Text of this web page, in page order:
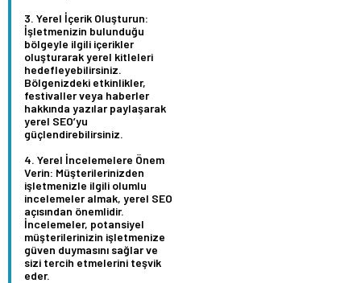
Yerel İçerik Oluşturun:
İşletmenizin bulunduğu
bölgeyle ilgili içerikler
oluşturarak yerel kitleleri
hedefleyebilirsiniz.
Bölgenizdeki etkinlikler,
festivaller veya haberler
hakkında yazılar paylaşarak
yerel SEO’yu
güçlendirebilirsiniz.
Yerel İncelemelere Önem
Verin: Müşterilerinizden
işletmenizle ilgili olumlu
incelemeler almak, yerel SEO
açısından önemlidir.
İncelemeler, potansiyel
müşterilerinizin işletmenize
güven duymasını sağlar ve
sizi tercih etmelerini teşvik
eder.